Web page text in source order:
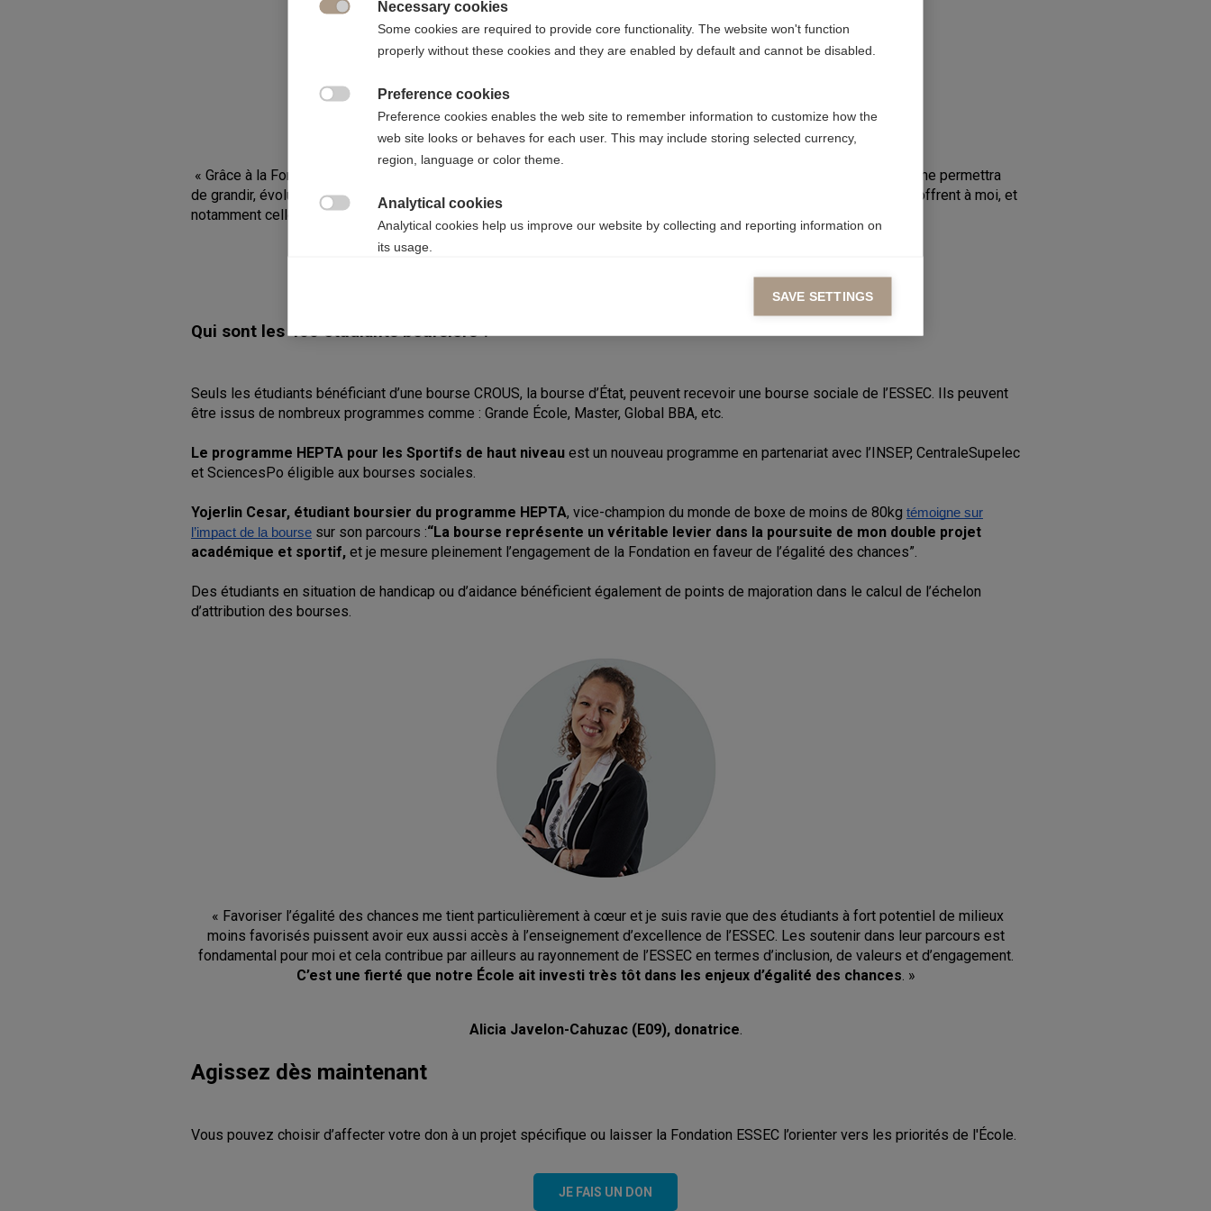
« Grâce à la Fondation ESSEC, je peux m'épanouir dans mes études et réaliser mes rêves. J'ai la certitude que cela me permettra
de grandir, évoluer, de me découvir et surtout de réussir. Avec l'aide de cette bourse, de nombreuses possibilités s'offrent à moi, et
notamment celle d'accéder à des études qui ne m'étaient pas fiancièrement accessibles. »
Qui sont les 400 étudiants boursiers ?
Seuls les étudiants bénéficiant d’une bourse CROUS, la bourse d’État, peuvent recevoir une bourse sociale de l’ESSEC. Ils peuvent
être issus de nombreux programmes comme : Grande École, Master, Global BBA, etc.
Le programme HEPTA pour les Sportifs de haut niveau est un nouveau programme en partenariat avec l’INSEP, CentraleSupelec
et SciencesPo éligible aux bourses sociales.
Yojerlin Cesar, étudiant boursier du programme HEPTA, vice-champion du monde de boxe de moins de 80kg témoigne sur
l’impact de la bourse sur son parcours :“La bourse représente un véritable levier dans la poursuite de mon double projet
académique et sportif, et je mesure pleinement l’engagement de la Fondation en faveur de l’égalité des chances”.
Des étudiants en situation de handicap ou d’aidance bénéficient également de points de majoration dans le calcul de l’échelon
d’attribution des bourses.
« Favoriser l’égalité des chances me tient particulièrement à cœur et je suis ravie que des étudiants à fort potentiel de milieux
moins favorisés puissent avoir eux aussi accès à l’enseignement d’excellence de l’ESSEC. Les soutenir dans leur parcours est
fondamental pour moi et cela contribue par ailleurs au rayonnement de l’ESSEC en termes d’inclusion, de valeurs et d’engagement.
C’est une fierté que notre École ait investi très tôt dans les enjeux d’égalité des chances. »
Alicia Javelon-Cahuzac (E09), donatrice.
Agissez dès maintenant
Vous pouvez choisir d’affecter votre don à un projet spécifique ou laisser la Fondation ESSEC l’orienter vers les priorités de l'École.
JE FAIS UN DON
Necessary cookies
Some cookies are required to provide core functionality. The website won't function
properly without these cookies and they are enabled by default and cannot be disabled.
Preference cookies
Preference cookies enables the web site to remember information to customize how the
web site looks or behaves for each user. This may include storing selected currency,
region, language or color theme.
Analytical cookies
Analytical cookies help us improve our website by collecting and reporting information on
its usage.
Marketing cookies are used to track visitors across websites to allow publishers to display
relevant and engaging advertisements. By enabling marketing cookies, you grant
SAVE SETTINGS